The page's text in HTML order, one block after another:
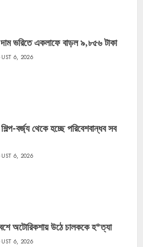
ভরিতে একলাফে বাড়ল ৯,৮৫৬ টাকা
6, 2026
বর্জ্য থেকে হচ্ছে পরিবেশবান্ধব সব
6, 2026
অটোরিকশায় উঠে চালককে হ*ত্যা
6, 2026